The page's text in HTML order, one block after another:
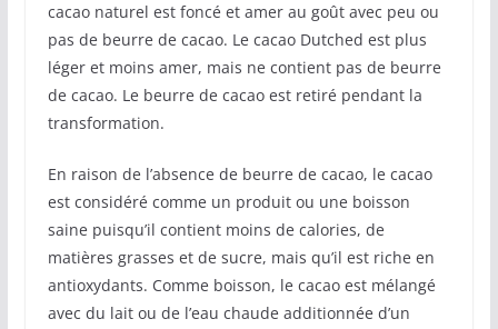
cacao naturel est foncé et amer au goût avec peu ou
pas de beurre de cacao. Le cacao Dutched est plus
léger et moins amer, mais ne contient pas de beurre
de cacao. Le beurre de cacao est retiré pendant la
transformation.
En raison de l’absence de beurre de cacao, le cacao
est considéré comme un produit ou une boisson
saine puisqu’il contient moins de calories, de
matières grasses et de sucre, mais qu’il est riche en
antioxydants. Comme boisson, le cacao est mélangé
avec du lait ou de l’eau chaude additionnée d’un